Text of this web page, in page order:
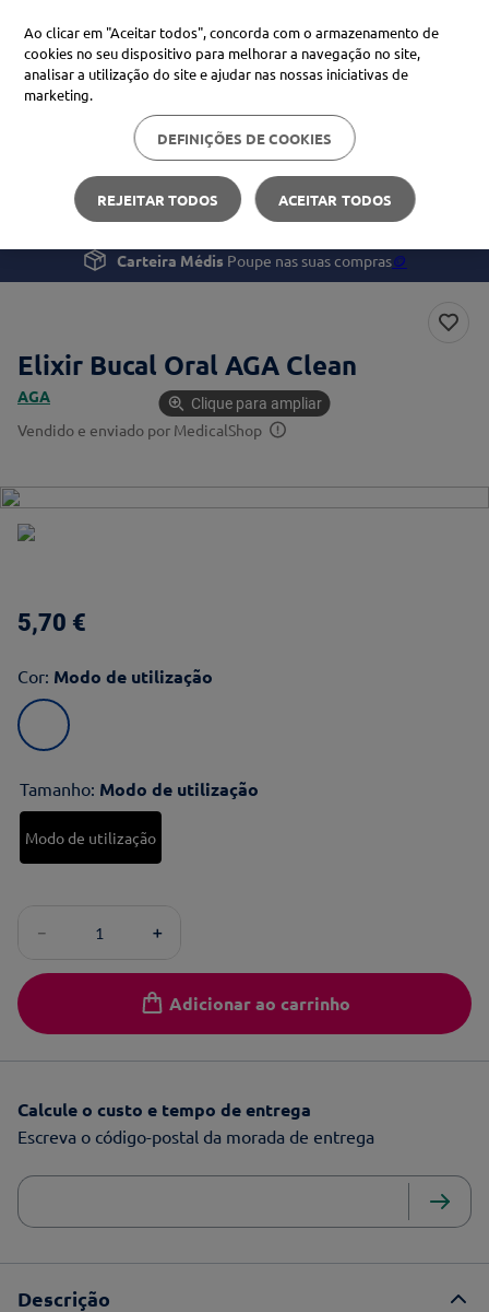
Procure no Marketplace Médis
Pesquisas mais comuns
xiaomi
uriage
Saúde Saúde Oral Elixir Bucal Oral AGA Clean
Carteira Médis Poupe nas suas compras🪙
Elixir Bucal Oral AGA Clean
AGA
Vendido e enviado por MedicalShop
Clique para ampliar
5,70 €
Cor: Modo de utilização
Tamanho: Modo de utilização
Modo de utilização
＋
－
Adicionar ao carrinho
Calcule o custo e tempo de entrega
Escreva o código-postal da morada de entrega
Descrição
Ao clicar em "Aceitar todos", concorda com o armazenamento de
cookies no seu dispositivo para melhorar a navegação no site,
analisar a utilização do site e ajudar nas nossas iniciativas de
marketing.
DEFINIÇÕES DE COOKIES
REJEITAR TODOS ACEITAR TODOS